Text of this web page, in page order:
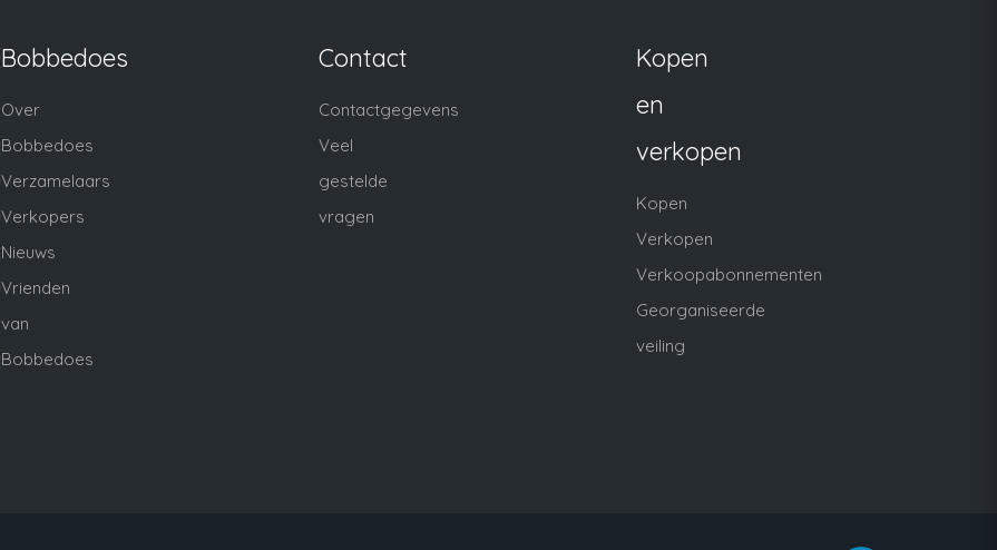
Bobbedoes
Over
Bobbedoes
Verzamelaars
Verkopers
Nieuws
Vrienden
van
Bobbedoes
Contact
Contactgegevens
Veel
gestelde
vragen
Kopen
en
verkopen
Kopen
Verkopen
Verkoopabonnementen
Georganiseerde
veiling